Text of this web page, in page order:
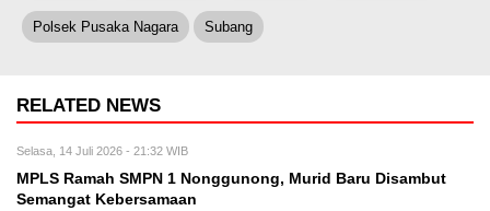
Polsek Pusaka Nagara Subang
RELATED NEWS
Selasa, 14 Juli 2026 - 21:32 WIB
MPLS Ramah SMPN 1 Nonggunong, Murid Baru Disambut
Semangat Kebersamaan